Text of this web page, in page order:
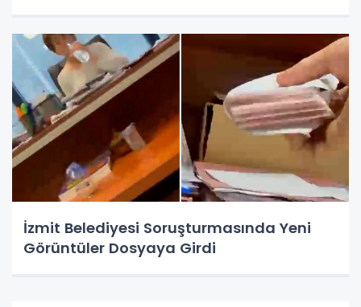
İzmit Belediyesi Soruşturmasında Yeni
Görüntüler Dosyaya Girdi